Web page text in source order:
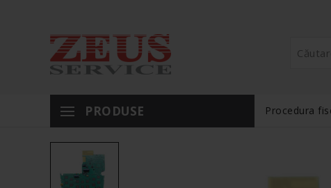
PRODUSE Procedura